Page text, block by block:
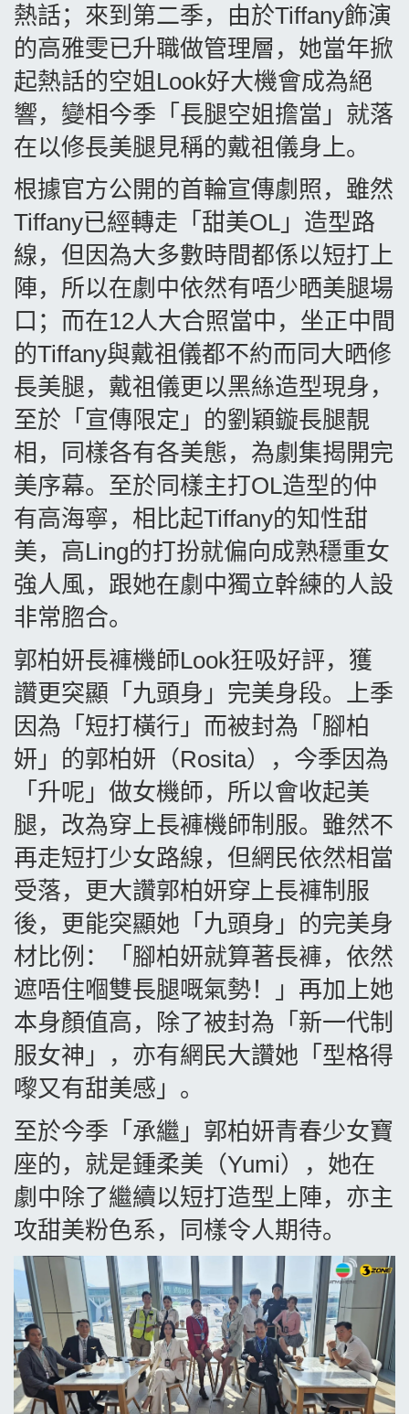
熱話；來到第二季，由於Tiffany飾演
的高雅雯已升職做管理層，她當年掀
起熱話的空姐 Look好大機會成為絕
響，變相今季「長腿空姐擔當」就落
在以修長美腿見稱的戴祖儀身上。
根據官方公開的首輪宣傳劇照，雖然
Tiffany已經轉走「甜美OL 」造型路
線，但因為大多數時間都係以短打上
陣，所以在劇中依然有唔少晒美腿場
口；而在12人大合照當中，坐正中間
的Tiffany與戴祖儀都不約而同大晒修
長美腿，戴祖儀更以黑絲造型現身，
至於「宣傳限定」的劉穎鏇長腿靚
相，同樣各有各美態，為劇集揭開完
美序幕。至於同樣主打OL造型的仲
有高海寧，相比起Tiffany的知性甜
美，高Ling的打扮就偏向成熟穩重女
強人風，跟她在劇中獨立幹練的人設
非常脗合。
郭柏妍長褲機師Look狂吸好評，獲
讚更突顯「九頭身」完美身段。上季
因為「短打橫行」而被封為「腳柏
妍」的郭柏妍（Rosita），今季因為
「升呢」做女機師，所以會收起美
腿，改為穿上長褲機師制服。雖然不
再走短打少女路線，但網民依然相當
受落，更大讚郭柏妍穿上長褲制服
後，更能突顯她「九頭身」的完美身
材比例：「腳柏妍就算著長褲，依然
遮唔住嗰雙長腿嘅氣勢！」再加上她
本身顏值高，除了被封為「新一代制
服女神」，亦有網民大讚她「型格得
嚟又有甜美感」。
至於今季「承繼」郭柏妍青春少女寶
座的，就是鍾柔美（Yumi），她在
劇中除了繼續以短打造型上陣，亦主
攻甜美粉色系，同樣令人期待。